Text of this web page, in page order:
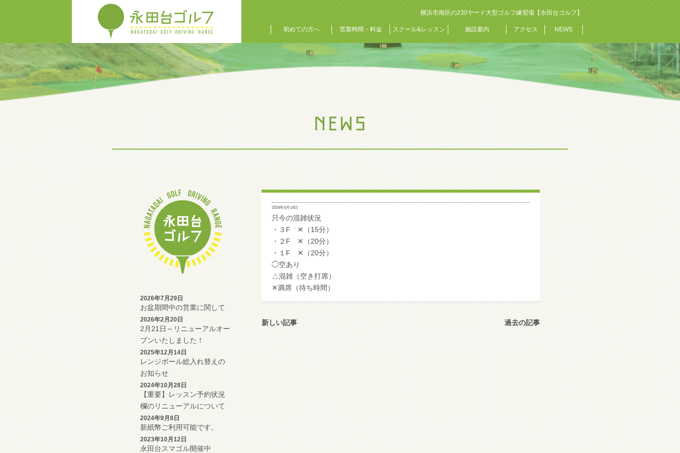
横浜市南区の230ヤード大型ゴルフ練習場【永田台ゴルフ】
初めての方へ 営業時間・料金 スクール&レッスン 施設案内 アクセス NEWS
2026年7月29日
お盆期間中の営業に関して
2026年2月20日
2月21日～リニューアルオー
プンいたしました！
2025年12月14日
レンジボール総入れ替えの
お知らせ
2024年10月28日
【重要】レッスン予約状況
欄のリニューアルについて
2024年9月8日
新紙幣ご利用可能です。
2023年10月12日
永田台スマゴル開催中
2024年4月14日
只今の混雑状況
・３F ✕（15分）
・２F ✕（20分）
・１F ✕（20分）
◯空あり
△混雑（空き打席）
✕満席（待ち時間）
新しい記事 過去の記事